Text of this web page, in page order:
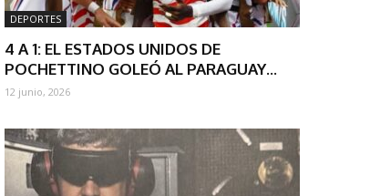
DEPORTES
4 A 1: EL ESTADOS UNIDOS DE
POCHETTINO GOLEÓ AL PARAGUAY...
12 junio, 2026